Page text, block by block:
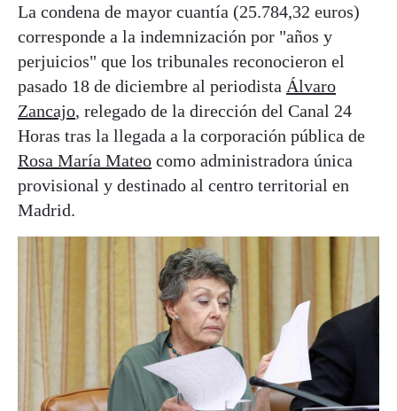
La condena de mayor cuantía (25.784,32 euros)
corresponde a la indemnización por "años y
perjuicios" que los tribunales reconocieron el
pasado 18 de diciembre al periodista Álvaro
Zancajo, relegado de la dirección del Canal 24
Horas tras la llegada a la corporación pública de
Rosa María Mateo como administradora única
provisional y destinado al centro territorial en
Madrid.